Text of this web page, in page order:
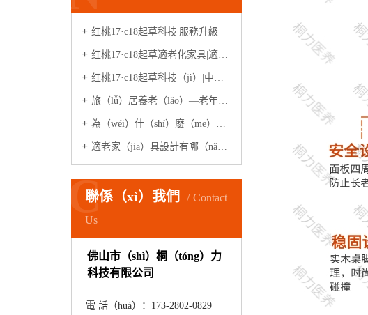
红桃17·c18起草科技|服務升級
红桃17·c18起草適老化家具|適老化體驗中心
红桃17·c18起草科技（jì）|中誠·石水（shuǐ）源（案例）
旅（lǚ）居養老（lǎo）—老年人生活新模式
為（wéi）什（shí）麽（me）適老化（huà）產品在家居市場很少見？
適老家（jiā）具設計有哪（nǎ）些原則？
聯係（xì）我們
Contact
Us
C
佛山市（shì）桐（tóng）力
科技有限公司
電 話（huà）：173-2802-0829